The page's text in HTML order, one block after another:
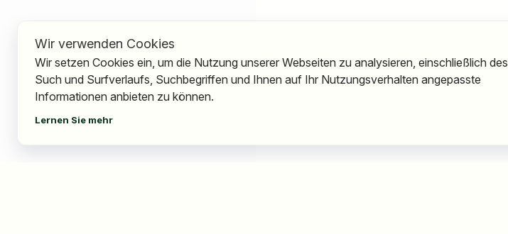
Wir verwenden Cookies
Wir setzen Cookies ein, um die Nutzung unserer Webseiten zu analysieren, einschließlich des
Such und Surfverlaufs, Suchbegriffen und Ihnen auf Ihr Nutzungsverhalten angepasste
Informationen anbieten zu können.
Lernen Sie mehr